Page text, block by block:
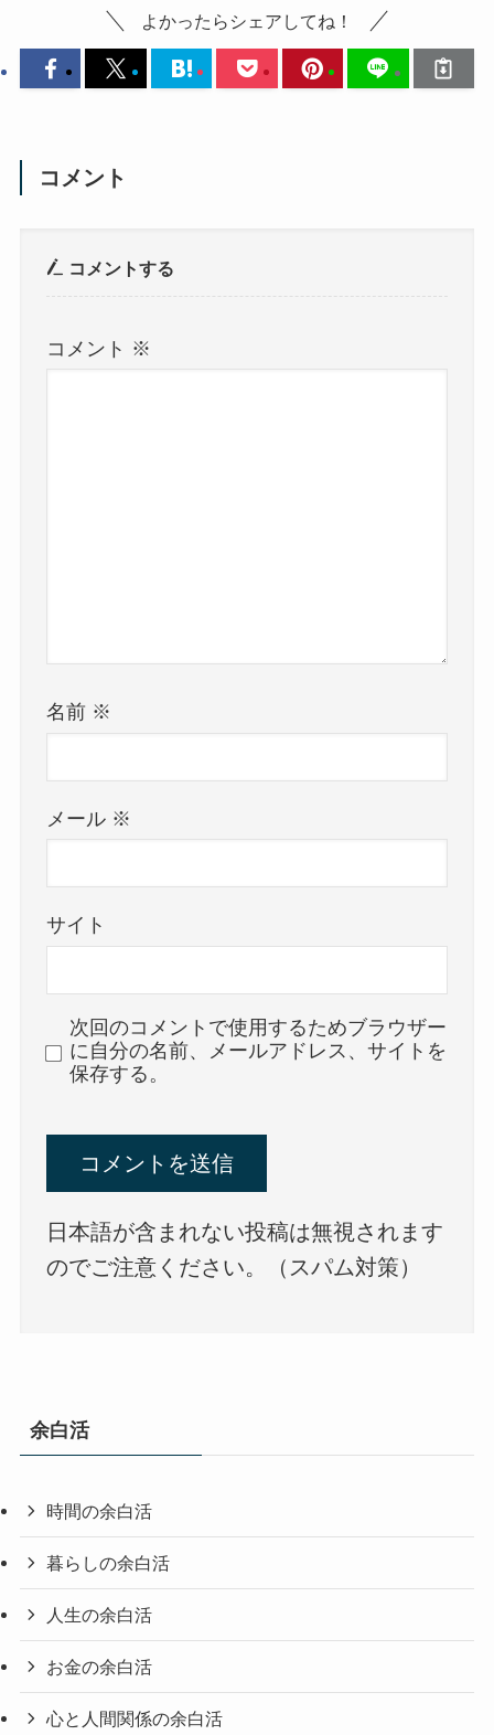
よかったらシェアしてね！
コメント
コメントする
コメント ※
名前 ※
メール ※
サイト
次回のコメントで使用するためブラウザー
に自分の名前、メールアドレス、サイトを
保存する。
日本語が含まれない投稿は無視されます
のでご注意ください。（スパム対策）
余白活
時間の余白活
暮らしの余白活
人生の余白活
お金の余白活
心と人間関係の余白活